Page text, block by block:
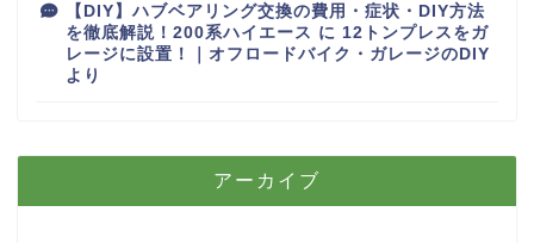
【DIY】ハブベアリング交換の費用・症状・DIY方法
を徹底解説！200系ハイエース に 12トンプレスをガ
レージに設置！｜オフロードバイク・ガレージのDIY
より
アーカイブ